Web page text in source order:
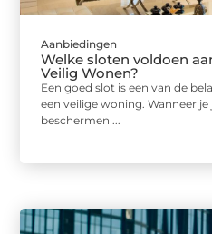
Aanbiedingen
Welke sloten voldoen
Veilig Wonen?
Een goed slot is een van de
een veilige woning. Wanneer
beschermen ...